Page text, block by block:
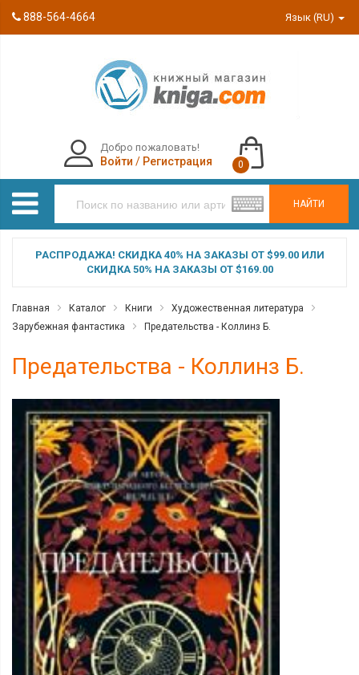
888-564-4664 Язык (RU)
НАЙТИ
Добро пожаловать!
Войти / Регистрация 0
РАСПРОДАЖА! СКИДКА 40% НА ЗАКАЗЫ ОТ $99.00 ИЛИ
СКИДКА 50% НА ЗАКАЗЫ ОТ $169.00
Главная Каталог Книги
Художественная литература
Зарубежная фантастика
Предательства - Коллинз Б.
Предательства - Коллинз Б.